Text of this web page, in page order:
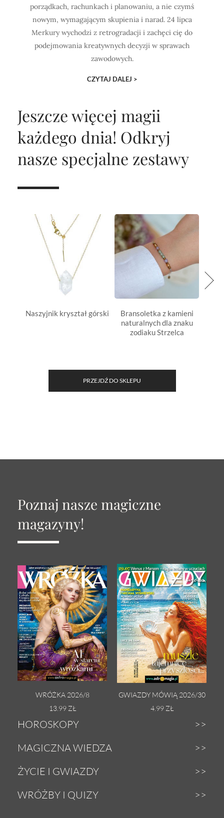
porządkach, rachunkach i planowaniu, a nie czymś
nowym, wymagającym skupienia i narad. 24 lipca
Merkury wychodzi z retrogradacji i zachęci cię do
podejmowania kreatywnych decyzji w sprawach
zawodowych.
CZYTAJ DALEJ >
Jeszcze więcej magii
każdego dnia! Odkryj
nasze specjalne zestawy
Naszyjnik kryształ górski
Bransoletka z kamieni
naturalnych dla znaku
zodiaku Strzelca
PRZEJDŹ DO SKLEPU
Poznaj nasze magiczne
magazyny!
WRÓŻKA 2026/8
13.99 ZŁ
GWIAZDY MÓWIĄ 2026/30
4.99 ZŁ
HOROSKOPY
Dzienny
Tygodniowy
MAGICZNA WIEDZA
Zodiak
Astrologia
ŻYCIE I GWIAZDY
Gwiazdy
WRÓŻBY I QUIZY